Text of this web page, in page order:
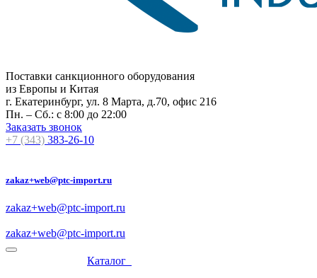
Поставки санкционного оборудования
из Европы и Китая
г. Екатеринбург, ул. 8 Марта, д.70, офис 216
Пн. – Сб.: с 8:00 до 22:00
Заказать звонок
+7 (343) 383-26-10
zakaz+web@ptc-import.ru
zakaz+web@ptc-import.ru
zakaz+web@ptc-import.ru
Каталог